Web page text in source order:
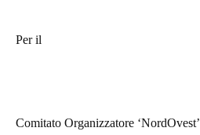
Per il
Comitato Organizzatore ‘NordOvest’